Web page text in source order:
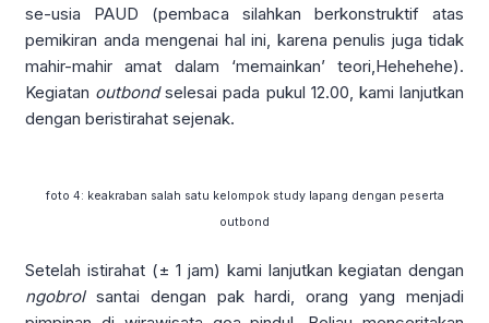
se-usia PAUD (pembaca silahkan berkonstruktif atas
pemikiran anda mengenai hal ini, karena penulis juga tidak
mahir-mahir amat dalam ‘memainkan’ teori,Hehehehe).
Kegiatan outbondselesai pada pukul 12.00, kami lanjutkan
dengan beristirahat sejenak.
foto 4: keakraban salah satu kelompok study lapang dengan peserta
outbond
Setelah istirahat (± 1 jam) kami lanjutkan kegiatan dengan
ngobrolsantai dengan pak hardi, orang yang menjadi